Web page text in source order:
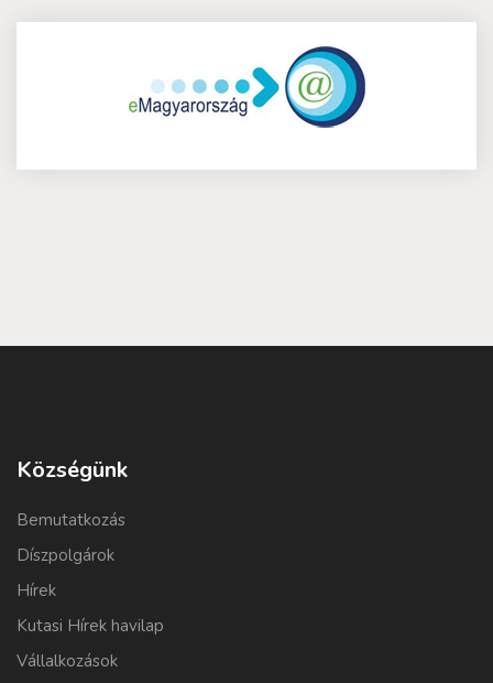
Községünk
Bemutatkozás
Díszpolgárok
Hírek
Kutasi Hírek havilap
Vállalkozások